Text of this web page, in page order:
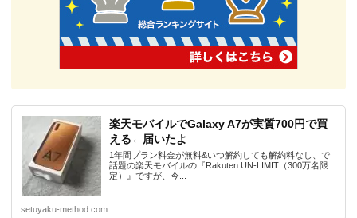
楽天モバイルでGalaxy A7が実質700円で買
える←届いたよ
1年間プラン料金が無料&いつ解約しても解約料なし、で
話題の楽天モバイルの『Rakuten UN-LIMIT（300万名限
定）』ですが、今...
setuyaku-method.com